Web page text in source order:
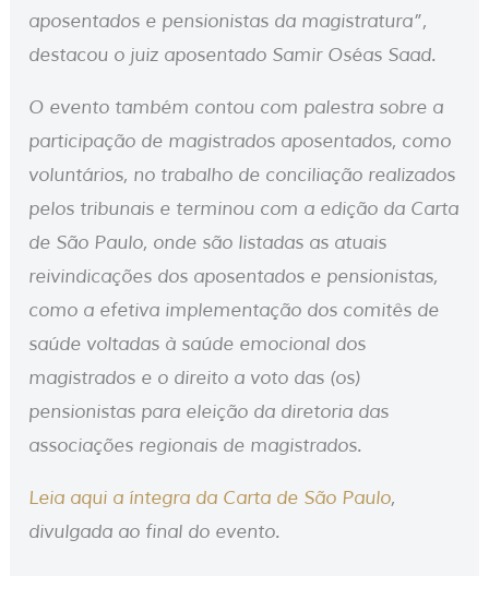
aposentados e pensionistas da magistratura”,
destacou o juiz aposentado Samir Oséas Saad.
O evento também contou com palestra sobre a
participação de magistrados aposentados, como
voluntários, no trabalho de conciliação realizados
pelos tribunais e terminou com a edição da Carta
de São Paulo, onde são listadas as atuais
reivindicações dos aposentados e pensionistas,
como a efetiva implementação dos comitês de
saúde voltadas à saúde emocional dos
magistrados e o direito a voto das (os)
pensionistas para eleição da diretoria das
associações regionais de magistrados.
Leia aqui a íntegra da Carta de São Paulo,
divulgada ao final do evento.